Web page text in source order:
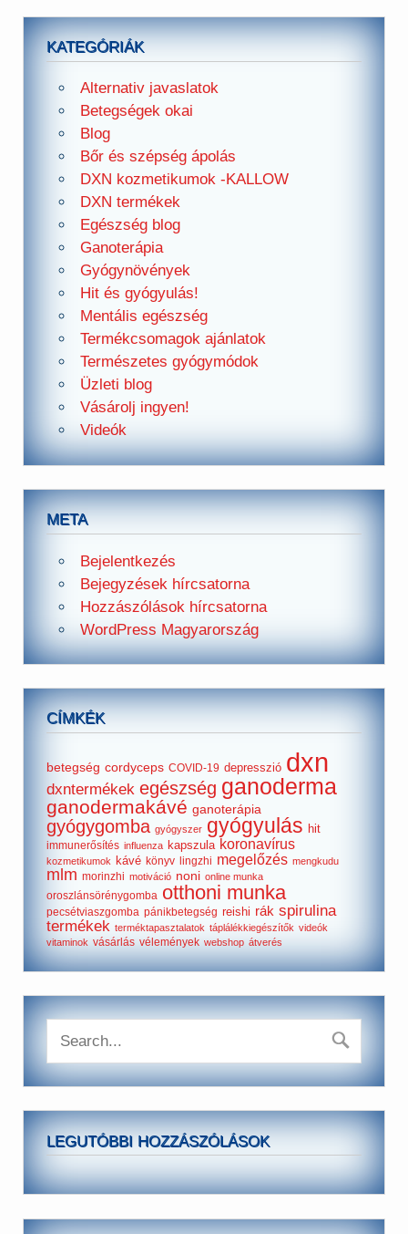
KATEGÓRIÁK
Alternativ javaslatok
Betegségek okai
Blog
Bőr és szépség ápolás
DXN kozmetikumok -KALLOW
DXN termékek
Egészség blog
Ganoterápia
Gyógynövények
Hit és gyógyulás!
Mentális egészség
Termékcsomagok ajánlatok
Természetes gyógymódok
Üzleti blog
Vásárolj ingyen!
Videók
META
Bejelentkezés
Bejegyzések hírcsatorna
Hozzászólások hírcsatorna
WordPress Magyarország
CÍMKÉK
betegség cordyceps COVID-19 depresszió dxn
dxntermékek egészség ganoderma
ganodermakávé ganoterápia
gyógygomba gyógyszer gyógyulás hit
immunerősítés influenza kapszula koronavírus
kozmetikumok kávé könyv lingzhi megelőzés mengkudu
mlm morinzhi motiváció noni online munka
oroszlánsörénygomba otthoni munka
pecsétviaszgomba pánikbetegség reishi rák spirulina
termékek terméktapasztalatok táplálékkiegészítők videók
vitaminok vásárlás vélemények webshop átverés
LEGUTÓBBI HOZZÁSZÓLÁSOK